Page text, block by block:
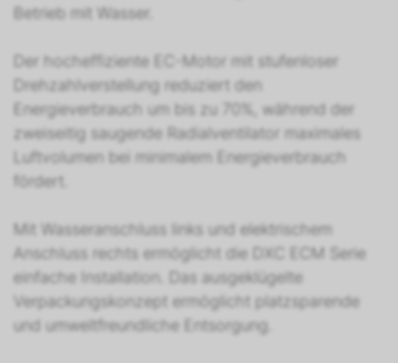
Betrieb mit Wasser.
Der hocheffiziente EC-Motor mit stufenloser
Drehzahlverstellung reduziert den
Energieverbrauch um bis zu 70%, während der
zweiseitig saugende Radialventilator maximales
Luftvolumen bei minimalem Energieverbrauch
fördert.
Mit Wasseranschluss links und elektrischem
Anschluss rechts ermöglicht die DXC ECM Serie
einfache Installation. Das ausgeklügelte
Verpackungskonzept ermöglicht platzsparende
und umweltfreundliche Entsorgung.